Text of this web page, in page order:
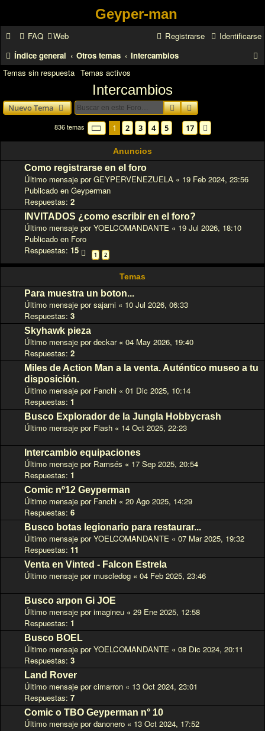
Geyper-man
FAQ Web Identificarse
Registrarse
Índice general
Otros temas Intercambios
r
Temas sin respuesta Temas activos
Intercambios
Nuevo Tema BuscarBúsqueda
836 temas Página de 17
1 2 3 4 5 17
Anuncios
Como registrarse en el foro
Último mensaje porGEYPERVENEZUELA « 19 Feb 2024, 23:56
Publicado en Geyperman
Respuestas: 2
INVITADOS ¿como escribir en el foro?
Último mensaje porYOELCOMANDANTE « 19 Jul 2026, 18:10
Publicado en Foro
Respuestas: 15 1 2
Temas
Para muestra un boton...
Último mensaje porsajami « 10 Jul 2026, 06:33
Respuestas: 3
Skyhawk pieza
Último mensaje pordeckar« 04 May 2026, 19:40
Respuestas: 2
Miles de Action Man a la venta. Auténtico museo a tu
disposición.
Último mensaje por Fanchi « 01 Dic 2025, 10:14
Respuestas: 1
Busco Explorador de la Jungla Hobbycrash
Último mensaje por Flash « 14 Oct 2025, 22:23
Intercambio equipaciones
Último mensaje por Ramsés « 17 Sep 2025, 20:54
Respuestas: 1
Comic nº12 Geyperman
Último mensaje por Fanchi « 20 Ago 2025, 14:29
Respuestas: 6
Busco botas legionario para restaurar...
Último mensaje porYOELCOMANDANTE « 07 Mar 2025, 19:32
Respuestas: 11
Venta en Vinted - Falcon Estrela
Último mensaje por muscledog « 04 Feb 2025, 23:46
Busco arpon Gi JOE
Último mensaje porimagineu « 29 Ene 2025, 12:58
Respuestas: 1
Busco BOEL
Último mensaje porYOELCOMANDANTE « 08 Dic 2024, 20:11
Respuestas: 3
Land Rover
Último mensaje porcimarron « 13 Oct 2024, 23:01
Respuestas: 7
Comic o TBO Geyperman n° 10
Último mensaje pordanonero « 13 Oct 2024, 17:52